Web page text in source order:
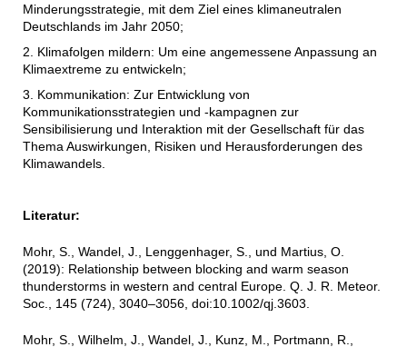
Minderungsstrategie, mit dem Ziel eines klimaneutralen
Deutschlands im Jahr 2050;
2. Klimafolgen mildern: Um eine angemessene Anpassung an
Klimaextreme zu entwickeln;
3. Kommunikation: Zur Entwicklung von
Kommunikationsstrategien und -kampagnen zur
Sensibilisierung und Interaktion mit der Gesellschaft für das
Thema Auswirkungen, Risiken und Herausforderungen des
Klimawandels.
Literatur:
Mohr, S., Wandel, J., Lenggenhager, S., und Martius, O.
(2019): Relationship between blocking and warm season
thunderstorms in western and central Europe. Q. J. R. Meteor.
Soc., 145 (724), 3040–3056, doi:10.1002/qj.3603.
Mohr, S., Wilhelm, J., Wandel, J., Kunz, M., Portmann, R.,